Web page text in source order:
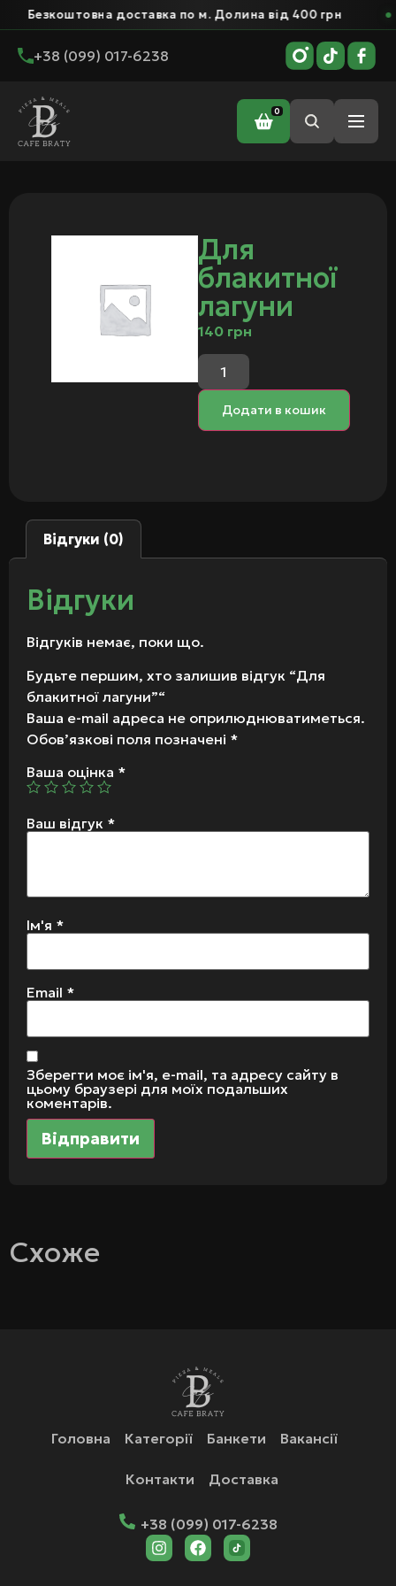
Безкоштовна доставка по м. Долина від 400 грн
+38 (099) 017-6238
0
Головна / Для блакитної лагуни
Для
блакитної
лагуни
140 грн
Додати в кошик
Відгуки (0)
Відгуки
Відгуків немає, поки що.
Будьте першим, хто залишив відгук “Для
блакитної лагуни”“
Ваша e-mail адреса не оприлюднюватиметься.
Обов’язкові поля позначені *
Ваша оцінка *
Ваш відгук *
Ім'я *
Email *
Зберегти моє ім'я, e-mail, та адресу сайту в
цьому браузері для моїх подальших
коментарів.
Схоже
Головна Категорії Банкети Вакансії
Контакти Доставка
+38 (099) 017-6238